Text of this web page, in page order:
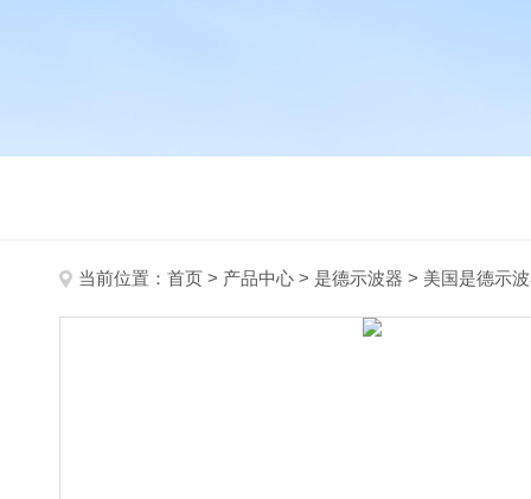
当前位置： 首页 > 产品中心 > 是德示波器 > 美国是德示